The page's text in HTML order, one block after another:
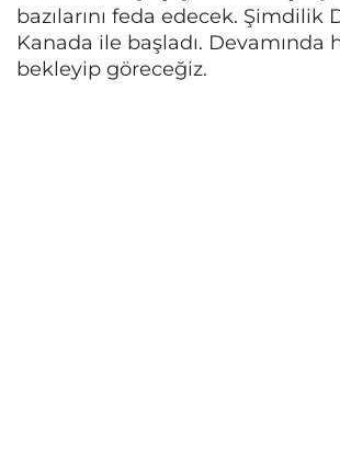
bazılarını feda edecek. Şimdilik
Kanada ile başladı. Devamında
bekleyip göreceğiz.